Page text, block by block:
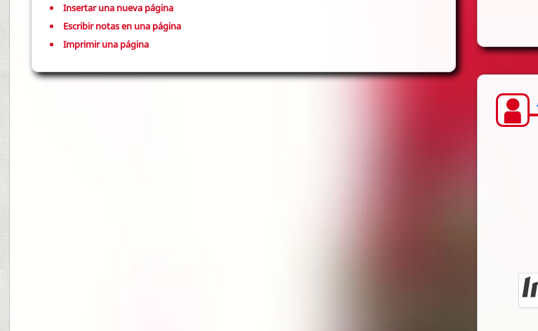
Insertar una nueva página
Escribir notas en una página
Imprimir una página